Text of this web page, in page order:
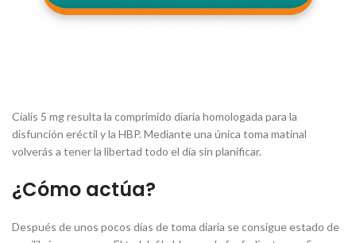
Cialis 5 mg resulta la comprimido diaria homologada para la
disfunción eréctil y la HBP. Mediante una única toma matinal
volverás a tener la libertad todo el día sin planificar.
¿Cómo actúa?
Después de unos pocos días de toma diaria se consigue estado de